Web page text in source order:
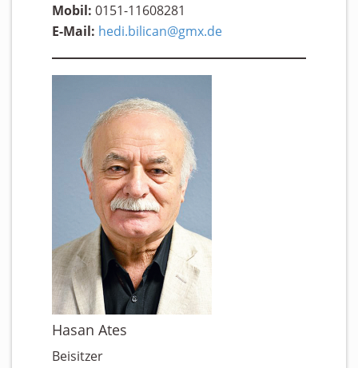
Mobil: 0151-11608281
E-Mail: hedi.bilican@gmx.de
Hasan Ates
Beisitzer